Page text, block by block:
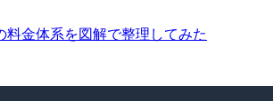
金体系を図解で整理してみた